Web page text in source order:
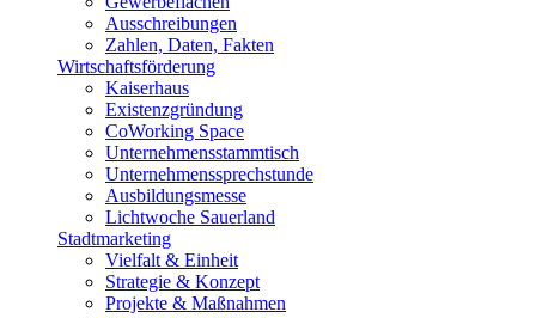
Ausschreibungen
Zahlen, Daten, Fakten
Wirtschaftsförderung
Kaiserhaus
Existenzgründung
CoWorking Space
Unternehmensstammtisch
Unternehmenssprechstunde
Ausbildungsmesse
Lichtwoche Sauerland
Stadtmarketing
Vielfalt & Einheit
Strategie & Konzept
Projekte & Maßnahmen